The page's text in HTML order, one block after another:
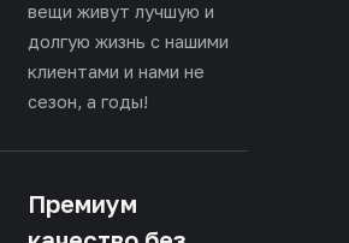
вещи живут лучшую и
долгую жизнь с нашими
клиентами и нами не
сезон, а годы!
Премиум